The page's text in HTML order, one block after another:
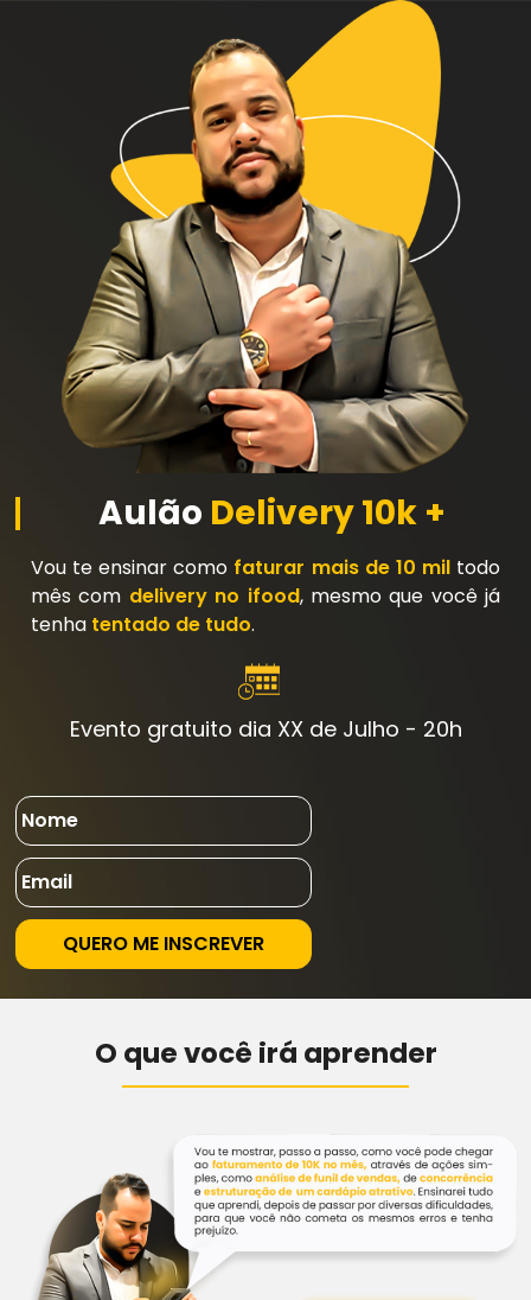
Aulão Delivery 10k +
Vou te ensinar como faturar mais de 10 miltodo
mês com delivery no ifood, mesmo que você já
tenha tentado de tudo.
Evento gratuito dia XX de Julho - 20h
QUERO ME INSCREVER
O que você irá aprender